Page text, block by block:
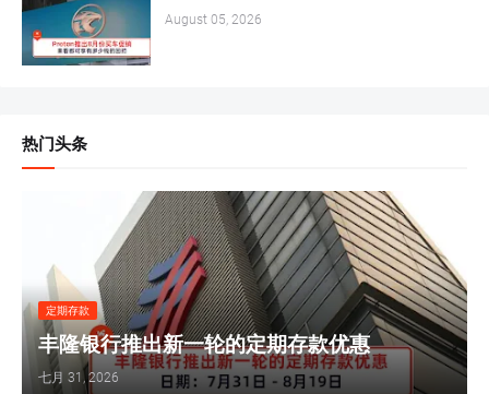
August 05, 2026
热门头条
定期存款
丰隆银行推出新一轮的定期存款优惠
七月 31, 2026